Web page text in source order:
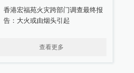
香港宏福苑火灾跨部门调查最终报
告：大火或由烟头引起
查看更多